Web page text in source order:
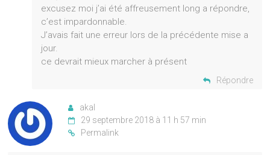
excusez moi j’ai été affreusement long a répondre,
c’est impardonnable.
J’avais fait une erreur lors de la précédente mise a
jour.
ce devrait mieux marcher à présent
Répondre
akal
29 septembre 2018 à 11 h 57 min
Permalink